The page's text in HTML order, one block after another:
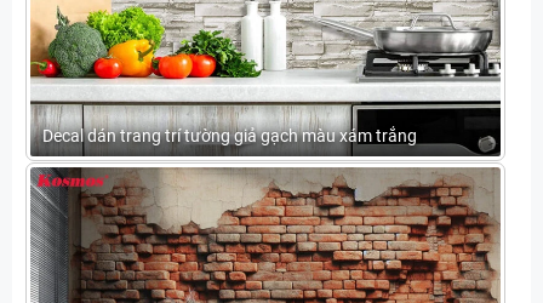
Decal dán trang trí tường giả gạch màu xám trắng